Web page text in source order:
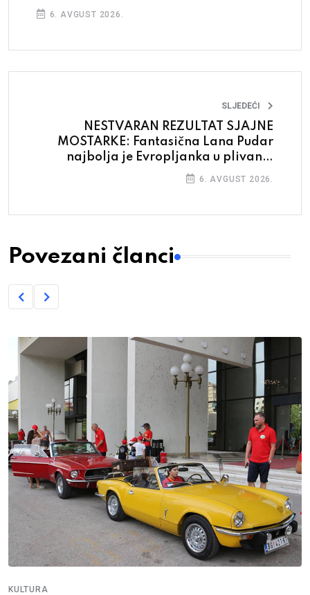
želju
6. AVGUST 2026.
SLJEDEĆI
NESTVARAN REZULTAT SJAJNE
MOSTARKE: Fantasična Lana Pudar
najbolja je Evropljanka u plivanju
delfin-tehnikom!
6. AVGUST 2026.
Povezani članci
KULTURA